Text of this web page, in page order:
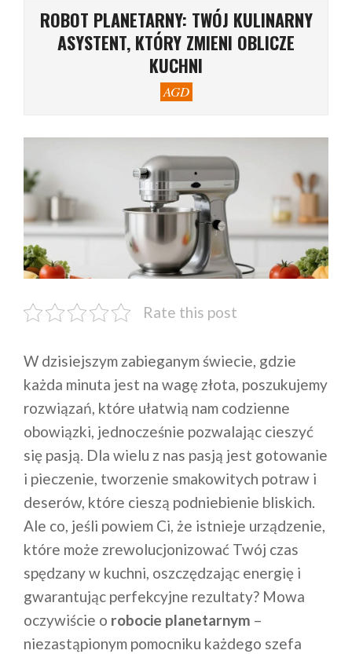
ROBOT PLANETARNY: TWÓJ KULINARNY
ASYSTENT, KTÓRY ZMIENI OBLICZE
KUCHNI
AGD
Rate this post
W dzisiejszym zabieganym świecie, gdzie
każda minuta jest na wagę złota, poszukujemy
rozwiązań, które ułatwią nam codzienne
obowiązki, jednocześnie pozwalając cieszyć
się pasją. Dla wielu z nas pasją jest gotowanie
i pieczenie, tworzenie smakowitych potraw i
deserów, które cieszą podniebienie bliskich.
Ale co, jeśli powiem Ci, że istnieje urządzenie,
które może zrewolucjonizować Twój czas
spędzany w kuchni, oszczędzając energię i
gwarantując perfekcyjne rezultaty? Mowa
oczywiście o robocie planetarnym –
niezastąpionym pomocniku każdego szefa